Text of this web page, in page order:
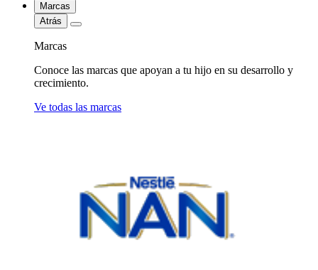
Marcas
Atrás
Marcas
Conoce las marcas que apoyan a tu hijo en su desarrollo y
crecimiento.
Ve todas las marcas